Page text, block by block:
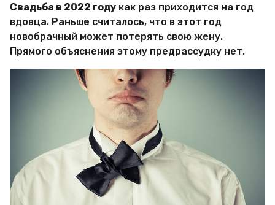
Свадьба в 2022 году как раз приходится на год
вдовца. Раньше считалось, что в этот год
новобрачный может потерять свою жену.
Прямого объяснения этому предрассудку нет.